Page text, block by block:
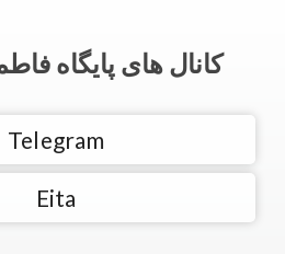
کانال های پایگاه
Telegram
Eita